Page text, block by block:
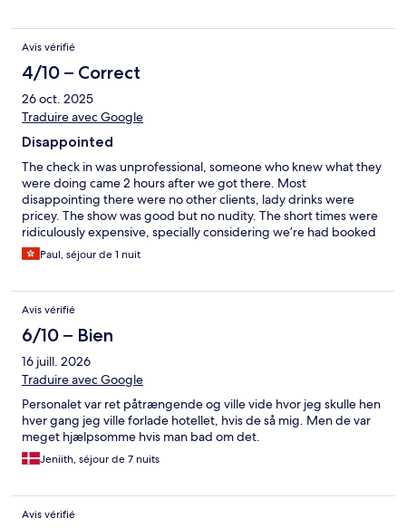
Avis vérifié
4/10 – Correct
26 oct. 2025
Traduire avec Google
Disappointed
The check in was unprofessional, someone who knew what they
were doing came 2 hours after we got there. Most
disappointing there were no other clients, lady drinks were
pricey. The show was good but no nudity. The short times were
ridiculously expensive, specially considering we’re had booked
a penthouse suite with karaoke room. There should have been a
package for guests who booked a room. Overall very
Paul, séjour de 1 nuit
Avis vérifié
6/10 – Bien
16 juill. 2026
Traduire avec Google
Personalet var ret påtrængende og ville vide hvor jeg skulle hen
hver gang jeg ville forlade hotellet, hvis de så mig. Men de var
meget hjælpsomme hvis man bad om det.
Jeniith, séjour de 7 nuits
Avis vérifié